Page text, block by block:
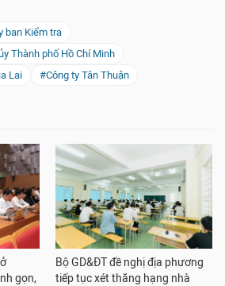
ban Kiểm tra
Thành phố Hồ Chí Minh
Lai
#Công ty Tân Thuận
gọn,
Bộ GD&ĐT đề nghị địa phương
tiếp tục xét thăng hạng nhà